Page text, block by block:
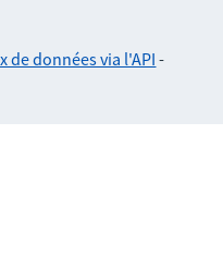
de données via l'API -